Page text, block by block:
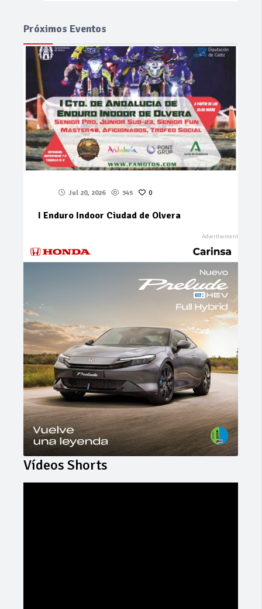
Próximos Eventos
Jul 20, 2026 345 0
I Enduro Indoor Ciudad de Olvera
Vídeos Shorts